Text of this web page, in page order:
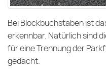
Bei Blockbuchstaben ist
erkennbar. Natürlich sind
für eine Trennung der
gedacht.